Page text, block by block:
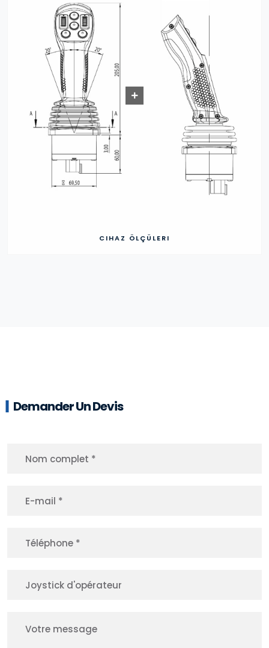
CIHAZ ÖLÇÜLERI
Demander Un Devis